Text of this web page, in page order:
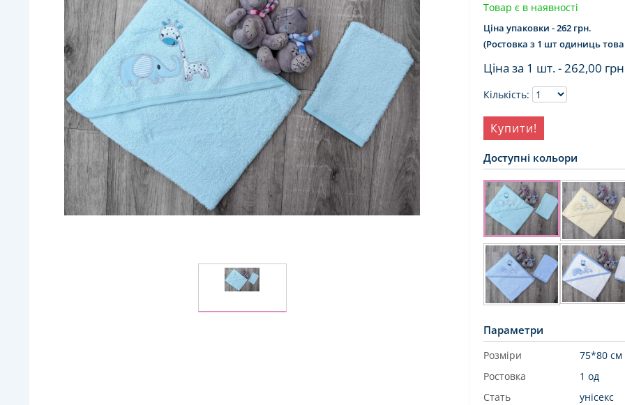
Товар є в наявності
Ціна упаковки - 262 грн.
(Ростовка з 1 шт одиниць
Ціна за 1 шт. -262,00
Кількість:
Купити!
Доступні кольори
Параметри
Розміри 75*80 см
Ростовка
1 од
Стать
унісекс